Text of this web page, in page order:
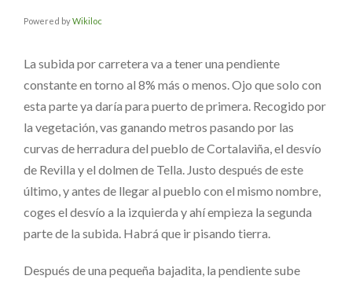
Powered byWikiloc
La subida por carretera va a tener una pendiente
constante en torno al 8% más o menos. Ojo que solo con
esta parte ya daría para puerto de primera. Recogido por
la vegetación, vas ganando metros pasando por las
curvas de herradura del pueblo de Cortalaviña, el desvío
de Revilla y el dolmen de Tella. Justo después de este
último, y antes de llegar al pueblo con el mismo nombre,
coges el desvío a la izquierda y ahí empieza la segunda
parte de la subida. Habrá que ir pisando tierra.
Después de una pequeña bajadita, la pendiente sube